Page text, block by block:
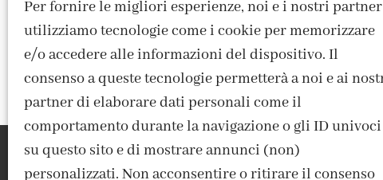
Per fornire le migliori esperienze, noi e i nostri partner
utilizziamo tecnologie come i cookie per memorizzare
e/o accedere alle informazioni del dispositivo. Il
consenso a queste tecnologie permetterà a noi e ai
partner di elaborare dati personali come il
comportamento durante la navigazione o gli ID univoci
su questo sito e di mostrare annunci (non)
personalizzati. Non acconsentire o ritirare il consenso
9,50€